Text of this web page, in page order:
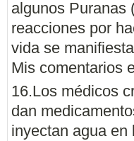
algunos Puranas
reacciones por
vida se
Mis comentarios
16.Los médicos
dan
inyectan agua en